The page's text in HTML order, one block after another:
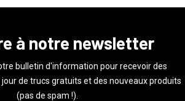
à notre newsletter
bulletin d'information pour recevoir des
de trucs gratuits et des nouveaux produits
(pas de spam !).